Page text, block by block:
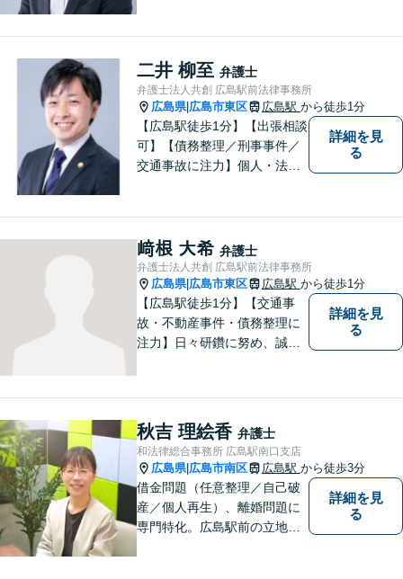
重視しています。また、弊事
務所は迅速な対応・回答を最
優先にしています。
二井 柳至 弁護士
弁護士法人共創 広島駅前法律事務所
広島県| 広島市東区 広島駅 から徒歩1分
【広島駅徒歩1分】【出張相談
可】【債務整理／刑事事件／
交通事故に注力】個人・法人
の「平和」が実現できるよ
う、依頼者一人ひとりに寄り
添い、解決へ導きます。
詳細を見
る
﨑根 大希 弁護士
弁護士法人共創 広島駅前法律事務所
広島県| 広島市東区 広島駅 から徒歩1分
【広島駅徒歩1分】【交通事
故・不動産事件・債務整理に
注力】日々研鑽に努め、誠実
く、紛争を予防するためのア
ドバイスを心がけています。
【法テラス利用可】
詳細を見
る
秋吉 理絵香 弁護士
和法律総合事務所 広島駅南口支店
広島県| 広島市南区 広島駅 から徒歩3分
借金問題（任意整理／自己破
産／個人再生）、離婚問題に
専門特化。広島駅前の立地
詳細を見
る